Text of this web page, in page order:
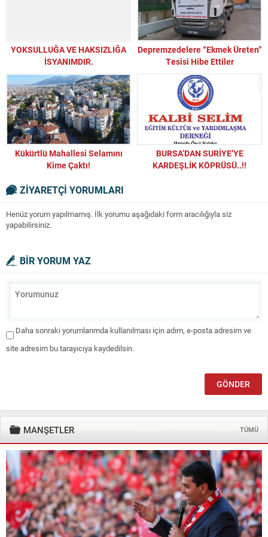
YOKSULLUĞA VE HAKSIZLIĞA
İSYANIMDIR.
Depremzedelere “Ekmek Üreten”
Tesisi Hibe Ettiler
Kükürtlü Mahallesi Selamını
Kime Çaktı!
BURSA’DAN SURİYE’YE
KARDEŞLİK KÖPRÜSÜ..!!
ZİYARETÇİ YORUMLARI
Henüz yorum yapılmamış. İlk yorumu aşağıdaki form aracılığıyla siz
yapabilirsiniz.
BİR YORUM YAZ
Daha sonraki yorumlarımda kullanılması için adım, e-posta adresim ve
site adresim bu tarayıcıya kaydedilsin.
MANŞETLER TÜMÜ